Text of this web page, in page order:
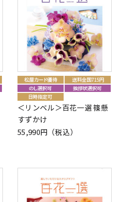
＜リンベル＞百花一選 篠懸
すずかけ
55,990円（税込）